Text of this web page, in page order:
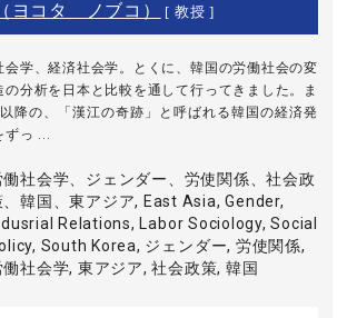
ヨコタ ノブコ） [ 教授 ]
会学、経済社会学。とくに、韓国の労働社会の変
分析を日本と比較を通して行ってきました。ま
降の、「漢江の奇跡」と呼ばれる韓国の経済発
ずっ ...
働社会学、ジェンダー、労使関係、社会政
、韓国、東アジア, East Asia, Gender,
Relations, Labor Sociology, Social
South Korea, ジェンダー, 労使関係,
働社会学, 東アジア, 社会政策, 韓国